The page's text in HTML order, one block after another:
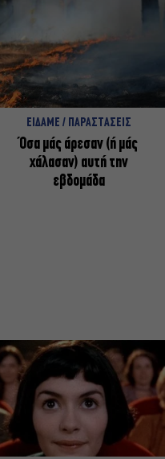
ΕΙΔΑΜΕ / ΠΑΡΑΣΤΑΣΕΙΣ
Όσα μάς άρεσαν (ή μάς
χάλασαν) αυτή την
εβδομάδα